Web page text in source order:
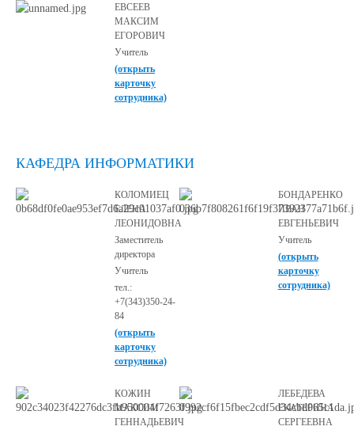
ЕВСЕЕВ
МАКСИМ
ЕГОРОВИЧ
Учитель
(открыть
карточку
сотрудника)
КАФЕДРА ИНФОРМАТИКИ
КОЛОМИЕЦ
ЕЛЕНА
ЛЕОНИДОВНА
Заместитель
директора
Учитель
тел.:
+7(343)350-24-
84
(открыть
карточку
сотрудника)
БОНДАРЕНКО
ИВАН
ЕВГЕНЬЕВИЧ
Учитель
(открыть
карточку
сотрудника)
КОЖИН
МАКСИМ
ГЕННАДЬЕВИЧ
ЛЕБЕДЕВА
ЕКАТЕРИНА
СЕРГЕЕВНА